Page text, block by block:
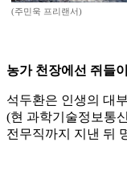
(주민욱 프리랜서)
농가 천장에선 쥐들
석두환은 인생의 대
(현 과학기술정보통
전무직까지 지낸 뒤